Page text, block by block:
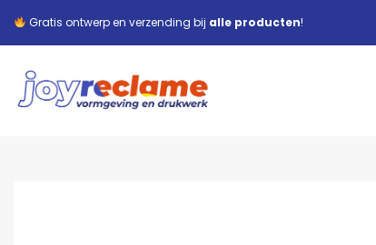
Gratis ontwerp en verzending bij alle producten!